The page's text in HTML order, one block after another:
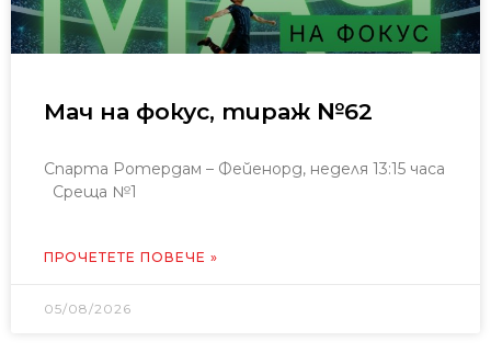
Мач на фокус, тираж №62
Спарта Ротердам – Фейенорд, неделя 13:15 часа
Среща №1
ПРОЧЕТЕТЕ ПОВЕЧЕ »
05/08/2026